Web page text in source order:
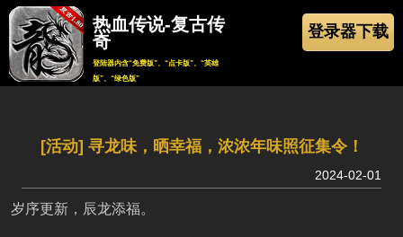
热血传说-复古传
奇
登陆器内含“免费版”、“点卡版”、“英雄
版”、“绿色版”
登录器下载
返回
[活动] 寻龙味，晒幸福，浓浓年味照征集令！
2024-02-01
岁序更新，辰龙添福。